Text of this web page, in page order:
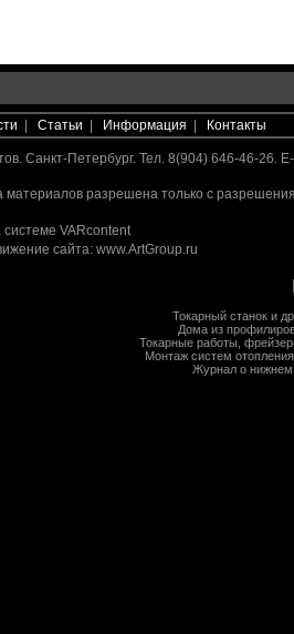
| Статьи | Информация | Контакты
Санкт-Петербург. Тел. 8(904) 646-46-26.
материалов разрешена только с
VARcontent
сайта: www.ArtGroup.ru
Токарный станок и
Дома из
Токарные работы
Монтаж систем отопления
Журнал о нижнем